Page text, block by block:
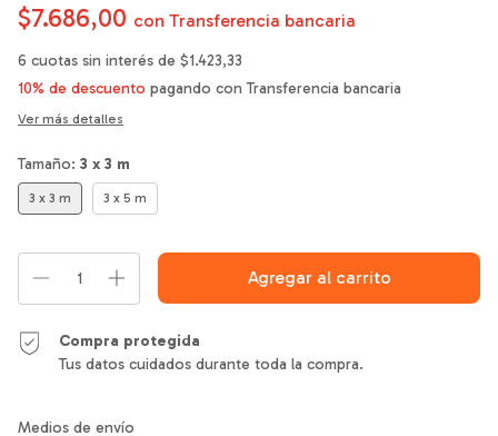
$7.686,00 con Transferencia bancaria
6 cuotas sin interés de $1.423,33
10% de descuento pagando con Transferencia bancaria
Ver más detalles
Tamaño: 3 x 3 m
3 x 3 m 3 x 5 m
Compra protegida
Tus datos cuidados durante toda la compra.
Entregas para el CP:
Medios de envío